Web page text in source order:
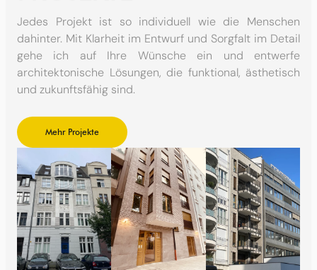
Jedes Projekt ist so individuell wie die Menschen
dahinter. Mit Klarheit im Entwurf und Sorgfalt im Detail
gehe ich auf Ihre Wünsche ein und entwerfe
architektonische Lösungen, die funktional, ästhetisch
und zukunftsfähig sind.
Mehr Projekte